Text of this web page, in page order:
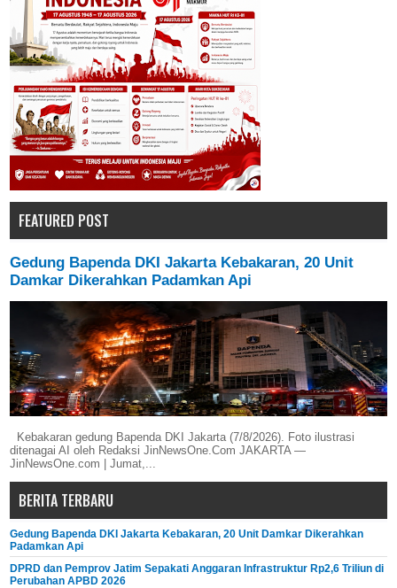
FEATURED POST
Gedung Bapenda DKI Jakarta Kebakaran, 20 Unit
Damkar Dikerahkan Padamkan Api
Kebakaran gedung Bapenda DKI Jakarta (7/8/2026). Foto ilustrasi
ditenagai AI oleh Redaksi JinNewsOne.Com JAKARTA —
JinNewsOne.com | Jumat,...
BERITA TERBARU
Gedung Bapenda DKI Jakarta Kebakaran, 20 Unit Damkar Dikerahkan
Padamkan Api
DPRD dan Pemprov Jatim Sepakati Anggaran Infrastruktur Rp2,6 Triliun di
Perubahan APBD 2026